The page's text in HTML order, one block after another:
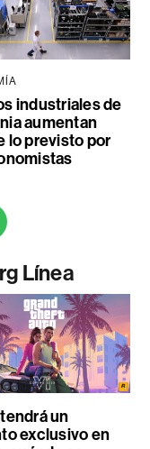
industriales de
aumentan
lo previsto por
Línea
un
exclusivo en